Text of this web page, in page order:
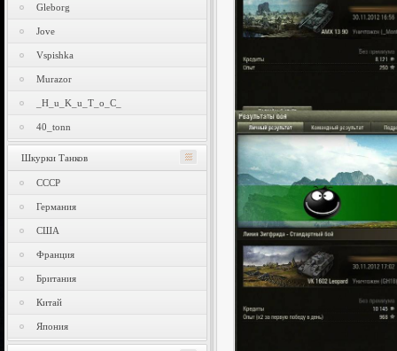
Gleborg
Jove
Vspishka
Murazor
_H_u_K_u_T_o_C_
40_tonn
Шкурки Танков
СССР
Германия
США
Франция
Британия
Китай
Япония